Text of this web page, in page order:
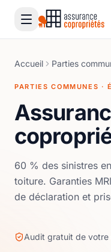
Accueil Parties
PARTIES COMMUNES ·
60 % des sinistres
toiture. Garanties
de déclaration et
Audit gratuit de